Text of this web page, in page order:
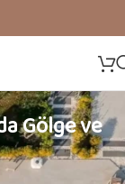
Gölge ve